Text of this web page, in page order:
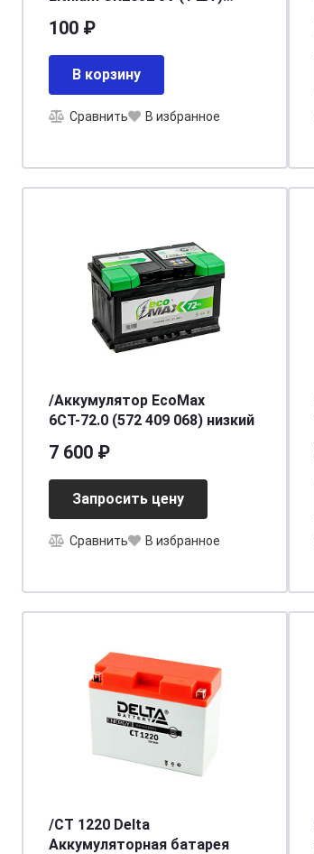
100 ₽
В корзину
Сравнить В избранное
/Аккумулятор EcoMax
6СТ-72.0 (572 409 068) низкий
7 600 ₽
Запросить цену
Сравнить В избранное
/CT 1220 Delta
Аккумуляторная батарея